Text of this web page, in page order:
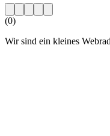
(0)
Wir sind ein kleines